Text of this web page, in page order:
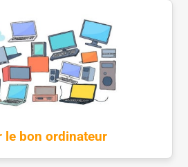
le bon ordinateur